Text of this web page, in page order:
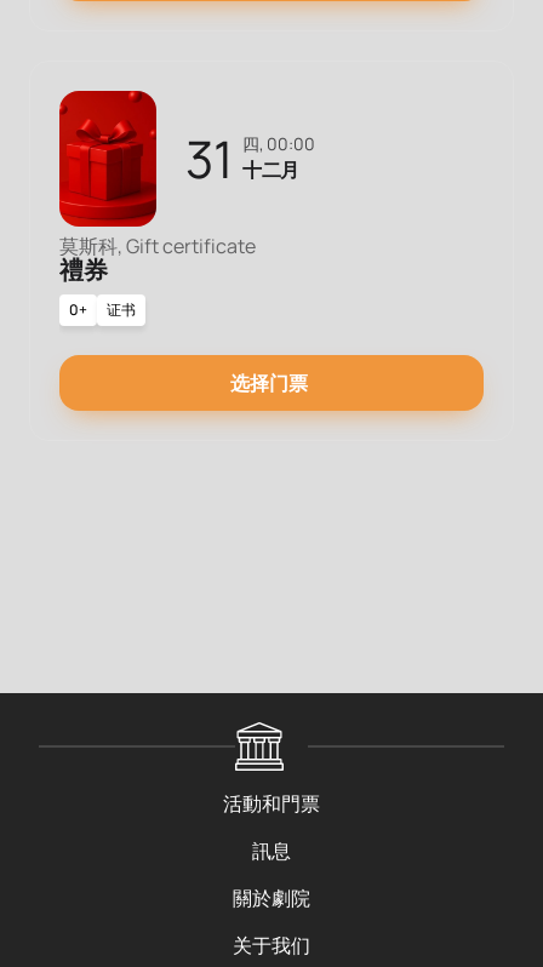
31 四, 00:00
十二月
莫斯科, Gift certificate
禮券
0+ 证书
选择门票
活動和門票
訊息
關於劇院
关于我们